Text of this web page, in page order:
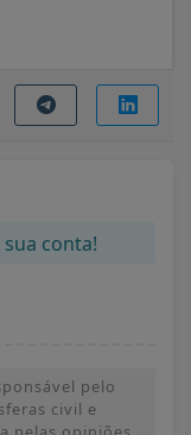
conta!
pelo
civil e
pelas opiniões